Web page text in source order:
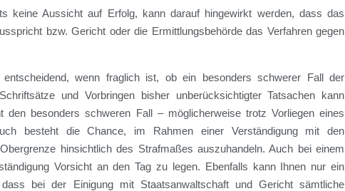
keine Aussicht auf Erfolg, kann darauf hingewirkt werden, dass das
bzw. Gericht oder die Ermittlungsbehörde das Verfahren gegen
wenn fraglich ist, ob ein besonders schwerer Fall der
und Vorbringen bisher unberücksichtigter Tatsachen kann
den besonders schweren Fall – möglicherweise trotz Vorliegen eines
besteht die Chance, im Rahmen einer Verständigung mit den
hinsichtlich des Strafmaßes auszuhandeln. Auch bei einem
Vorsicht an den Tag zu legen. Ebenfalls kann Ihnen nur ein
dass bei der Einigung mit Staatsanwaltschaft und Gericht sämtliche